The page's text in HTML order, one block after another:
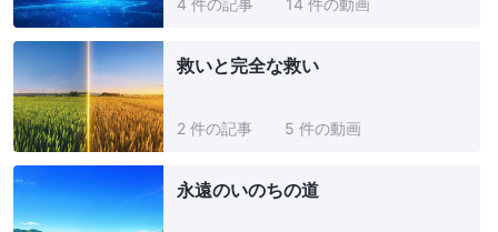
救いと完全な救い
2 件の記事 5 件の動画
永遠のいのちの道